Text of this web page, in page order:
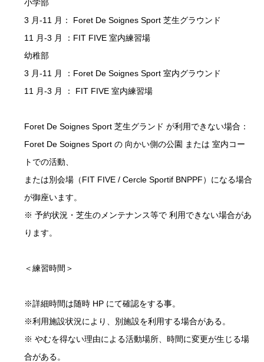
小学部
3 月-11 月： Foret De Soignes Sport 芝生グラウンド
11 月-3 月 ：FIT FIVE 室内練習場
幼稚部
3 月-11 月 ：Foret De Soignes Sport 室内グラウンド
11 月-3 月 ： FIT FIVE 室内練習場
Foret De Soignes Sport 芝生グランド が利用できない場合：
Foret De Soignes Sport の 向かい側の公園 または 室内コー
トでの活動、
または別会場（FIT FIVE / Cercle Sportif BNPPF）になる場合
が御座います。
※ 予約状況・芝生のメンテナンス等で 利用できない場合があ
ります。
＜練習時間＞
※詳細時間は随時 HP にて確認をする事。
※利用施設状況により、別施設を利用する場合がある。
※ やむを得ない理由による活動場所、時間に変更が生じる場
合がある。